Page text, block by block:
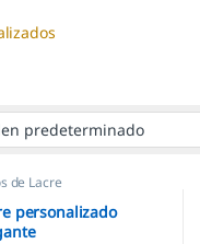
de Lacre
personalizado